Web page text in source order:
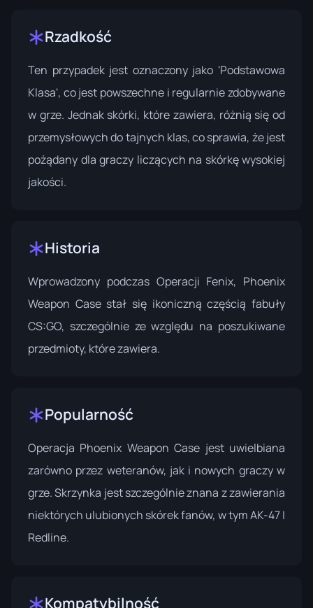
Rzadkość
Ten przypadek jest oznaczony jako 'Podstawowa
Klasa', co jest powszechne i regularnie zdobywane
w grze. Jednak skórki, które zawiera, różnią się od
przemysłowych do tajnych klas, co sprawia, że jest
pożądany dla graczy liczących na skórkę wysokiej
jakości.
Historia
Wprowadzony podczas Operacji Fenix, Phoenix
Weapon Case stał się ikoniczną częścią fabuły
CS:GO, szczególnie ze względu na poszukiwane
przedmioty, które zawiera.
Popularność
Operacja Phoenix Weapon Case jest uwielbiana
zarówno przez weteranów, jak i nowych graczy w
grze. Skrzynka jest szczególnie znana z zawierania
niektórych ulubionych skórek fanów, w tym AK-47 |
Redline.
Kompatybilność